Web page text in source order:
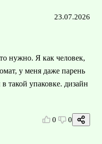
23.07.2026
нужно. Я как человек,
у меня даже парень
такой упаковке. дизайн
0 0